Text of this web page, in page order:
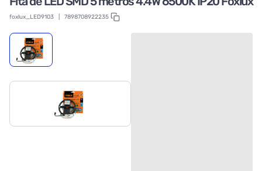
foxlux_LED9103 7898708922235